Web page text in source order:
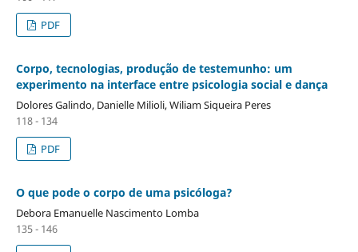
PDF
Corpo, tecnologias, produção de testemunho: um
experimento na interface entre psicologia social e dança
Dolores Galindo, Danielle Milioli, Wiliam Siqueira Peres
118 - 134
PDF
O que pode o corpo de uma psicóloga?
Debora Emanuelle Nascimento Lomba
135 - 146